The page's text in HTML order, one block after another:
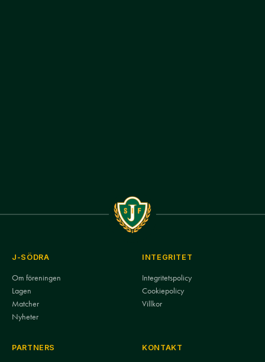
J-SÖDRA
Om föreningen
Lagen
Matcher
Nyheter
INTEGRITET
Integritetspolicy
Cookiepolicy
Villkor
PARTNERS KONTAKT